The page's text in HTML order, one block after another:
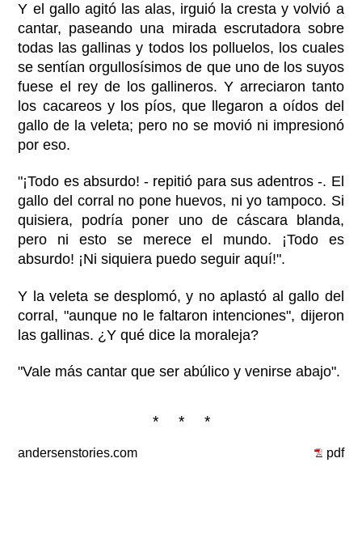
Y el gallo agitó las alas, irguió la cresta y volvió a
cantar, paseando una mirada escrutadora sobre
todas las gallinas y todos los polluelos, los cuales
se sentían orgullosísimos de que uno de los suyos
fuese el rey de los gallineros. Y arreciaron tanto
los cacareos y los píos, que llegaron a oídos del
gallo de la veleta; pero no se movió ni impresionó
por eso.
"¡Todo es absurdo! - repitió para sus adentros -. El
gallo del corral no pone huevos, ni yo tampoco. Si
quisiera, podría poner uno de cáscara blanda,
pero ni esto se merece el mundo. ¡Todo es
absurdo! ¡Ni siquiera puedo seguir aquí!".
Y la veleta se desplomó, y no aplastó al gallo del
corral, "aunque no le faltaron intenciones", dijeron
las gallinas. ¿Y qué dice la moraleja?
"Vale más cantar que ser abúlico y venirse abajo".
* * *
andersenstories.com pdf